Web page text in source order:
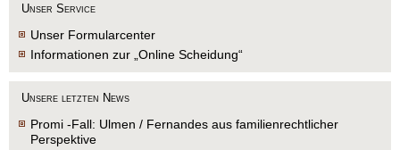
Unser Service
Unser Formularcenter
Informationen zur „Online Scheidung“
Unsere letzten News
Promi -Fall: Ulmen / Fernandes aus familienrechtlicher
Perspektive